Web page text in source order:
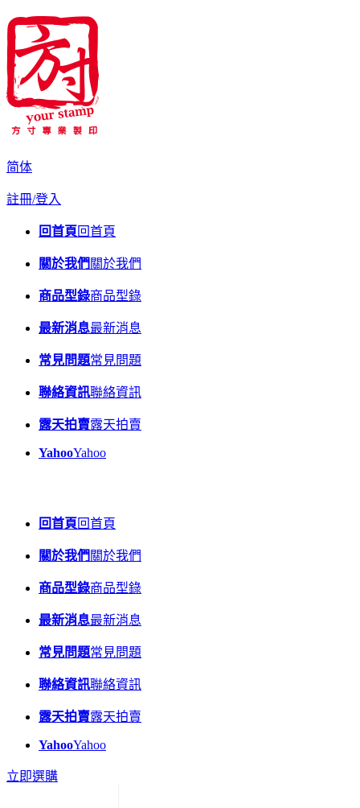
简体
註冊/登入
回首頁回首頁
關於我們 關於我們
商品型錄商品型錄
最新消息最新消息
常見問題常見問題
聯絡資訊聯絡資訊
露天拍賣露天拍賣
YahooYahoo
回首頁回首頁
關於我們 關於我們
商品型錄商品型錄
最新消息最新消息
常見問題常見問題
聯絡資訊聯絡資訊
露天拍賣露天拍賣
YahooYahoo
立即選購